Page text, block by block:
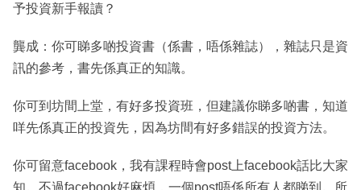
予投資新手報讀？
龔成：你可睇多啲投資書（係書，唔係雜誌），雜誌只是資
訊的參考，書先係真正的知識。
你可到坊間上堂，有好多投資班，但建議你睇多啲書，知道
咩先係真正的投資先，因為坊間有好多錯誤的投資方法。
你可留意facebook，我有課程時會post上facebook話比大家
知。不過facebook好麻煩，一個post唔係所有人都睇到。所